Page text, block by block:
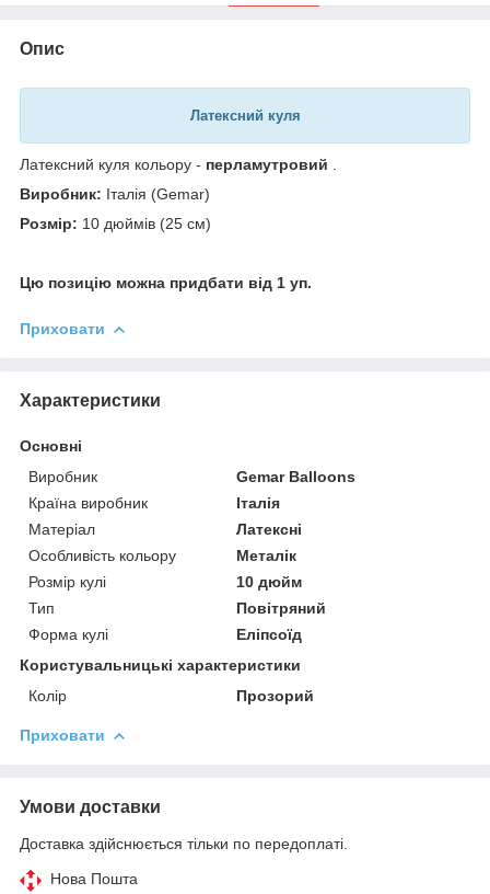
Опис
Латексний куля
Латексний куля кольору - перламутровий
Виробник: Італія (Gemar)
Розмір: 10 дюймів (25 см)
Цю позицію можна придбати від 1 уп.
Приховати
Характеристики
Основні
Виробник
Gemar Balloons
Країна виробник
Італія
Матеріал
Латексні
Особливість кольору
Металік
Розмір кулі
10 дюйм
Тип
Повітряний
Форма кулі
Еліпсоїд
Користувальницькі характеристики
Колір
Прозорий
Приховати
Умови доставки
Доставка здійснюється тільки по передоплаті.
Нова Пошта